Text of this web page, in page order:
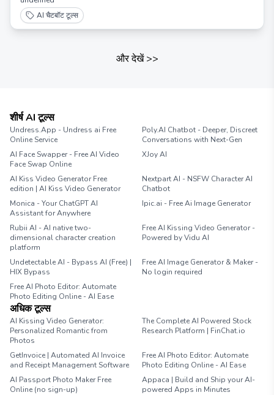
AI चैटबॉट टूल्स
और देखें>>
शीर्ष AI टूल्स
Undress.App - Undress ai Free
Online Service
Poly.AI Chatbot - Deeper, Discreet
Conversations with Next-Gen
AI Face Swapper - Free AI Video
Face Swap Online
XJoy AI
AI Kiss Video Generator Free
edition | AI Kiss Video Generator
Nextpart AI - NSFW Character AI
Chatbot
Monica - Your ChatGPT AI
Assistant for Anywhere
Ipic.ai - Free Ai Image Generator
Rubii AI - AI native two-
dimensional character creation
platform
Free AI Kissing Video Generator -
Powered by Vidu AI
Undetectable AI - Bypass AI (Free) |
HIX Bypass
Free AI Image Generator & Maker -
No login required
Free AI Photo Editor: Automate
Photo Editing Online - AI Ease
अधिक टूल्स
AI Kissing Video Generator:
Personalized Romantic from
Photos
The Complete AI Powered Stock
Research Platform | FinChat.io
GetInvoice | Automated AI Invoice
and Receipt Management Software
Free AI Photo Editor: Automate
Photo Editing Online - AI Ease
AI Passport Photo Maker Free
Online (no sign-up)
Appaca | Build and Ship your AI-
powered Apps in Minutes